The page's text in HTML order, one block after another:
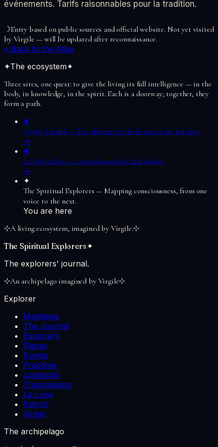
événements. Tarifs raisonnables pour la tradition.
☽Entry based on public sources and official website. Not yet visited
by Virgile — will be updated after reconnaissance.
←Back to the Atlas
✦The ecosystem✦
Three sites, one quest: to give the living its full intelligence — in the
body, in knowledge, in the spirit. Each is a doorway; together, they
form a path.
❦
Virgile Health —The alchemy of the living in the kitchen.
→
❀
Le Végétalien — Living knowledge & wisdom.
→
✦
The Spiritual Explorers — Mapping consciousness, from one
voice to the next.
You are here
⊹A living ecosystem, imagined by Virgile.⊹
The Spiritual Explorers✦
The explorers' journal.
⊹An archipelago imagined by Virgile⊹
Explorer
Manifeste
The Journal
Explorers
Places
Events
Practices
Logbooks
Transmission
La Lune
Patron
Virgile
The archipelago